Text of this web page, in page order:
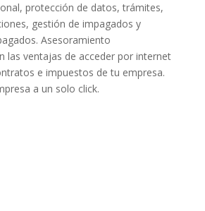
protección de datos, trámites,
gestión de impagados y
Asesoramiento
las ventajas de acceder por internet
e impuestos de tu empresa.
a un solo click.